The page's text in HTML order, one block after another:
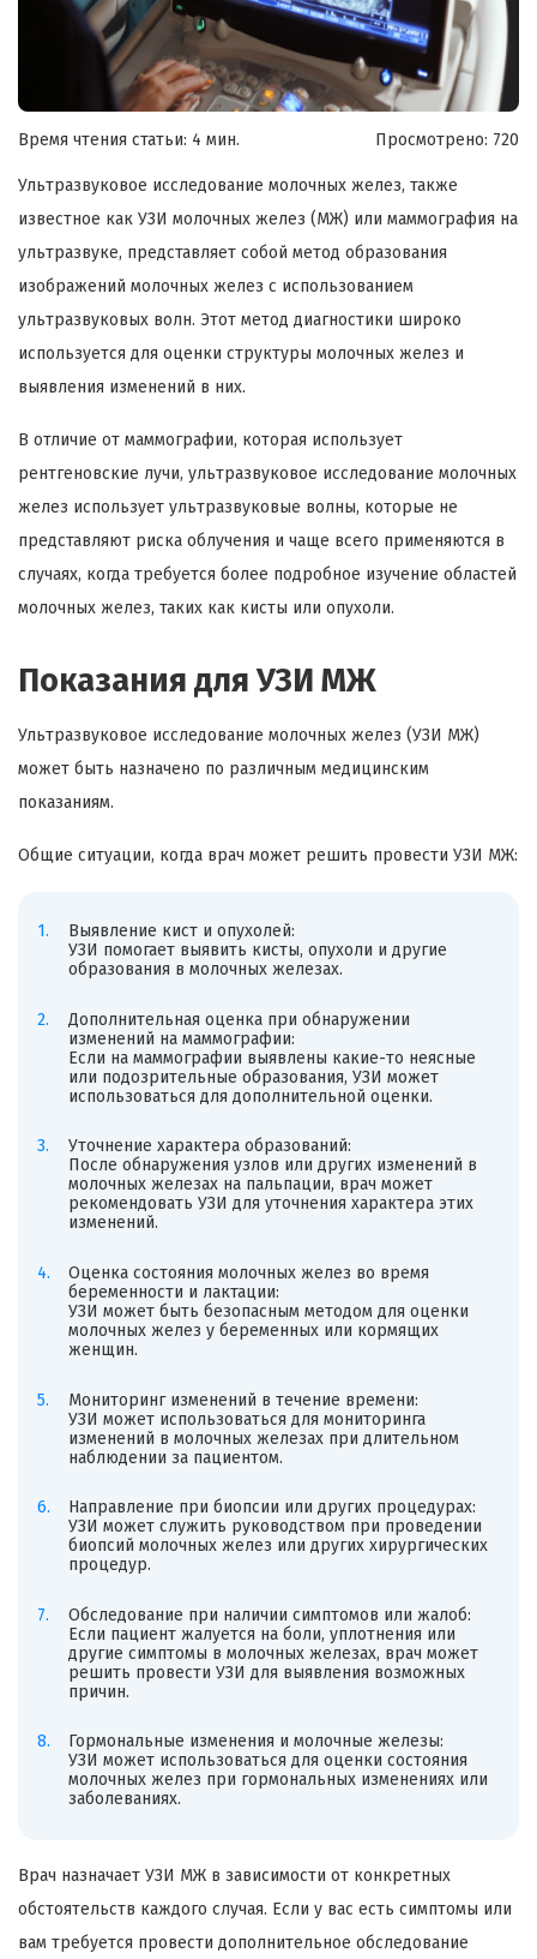
Время чтения статьи: 4 мин. Просмотрено: 720
Ультразвуковое исследование молочных желез, также
известное как УЗИ молочных желез (МЖ) или маммография на
ультразвуке, представляет собой метод образования
изображений молочных желез с использованием
ультразвуковых волн. Этот метод диагностики широко
используется для оценки структуры молочных желез и
выявления изменений в них.
В отличие от маммографии, которая использует
рентгеновские лучи, ультразвуковое исследование молочных
желез использует ультразвуковые волны, которые не
представляют риска облучения и чаще всего применяются в
случаях, когда требуется более подробное изучение областей
молочных желез, таких как кисты или опухоли.
Показания для УЗИ МЖ
Ультразвуковое исследование молочных желез (УЗИ МЖ)
может быть назначено по различным медицинским
показаниям.
Общие ситуации, когда врач может решить провести УЗИ МЖ:
Выявление кист и опухолей:
УЗИ помогает выявить кисты, опухоли и другие
образования в молочных железах.
Дополнительная оценка при обнаружении
изменений на маммографии:
Если на маммографии выявлены какие-то неясные
или подозрительные образования, УЗИ может
использоваться для дополнительной оценки.
Уточнение характера образований:
После обнаружения узлов или других изменений в
молочных железах на пальпации, врач может
рекомендовать УЗИ для уточнения характера этих
изменений.
Оценка состояния молочных желез во время
беременности и лактации:
УЗИ может быть безопасным методом для оценки
молочных желез у беременных или кормящих
женщин.
Мониторинг изменений в течение времени:
УЗИ может использоваться для мониторинга
изменений в молочных железах при длительном
наблюдении за пациентом.
Направление при биопсии или других процедурах:
УЗИ может служить руководством при проведении
биопсий молочных желез или других хирургических
процедур.
Обследование при наличии симптомов или жалоб:
Если пациент жалуется на боли, уплотнения или
другие симптомы в молочных железах, врач может
решить провести УЗИ для выявления возможных
причин.
Гормональные изменения и молочные железы:
УЗИ может использоваться для оценки состояния
молочных желез при гормональных изменениях или
заболеваниях.
Врач назначает УЗИ МЖ в зависимости от конкретных
обстоятельств каждого случая. Если у вас есть симптомы или
вам требуется провести дополнительное обследование